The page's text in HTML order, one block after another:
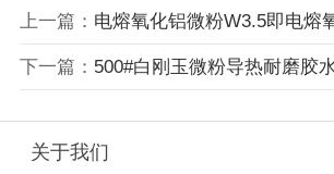
上一篇： 电熔氧化铝微粉W3.5即电熔氧
下一篇： 500#白刚玉微粉导热耐磨胶水耐磨剂用
关于我们